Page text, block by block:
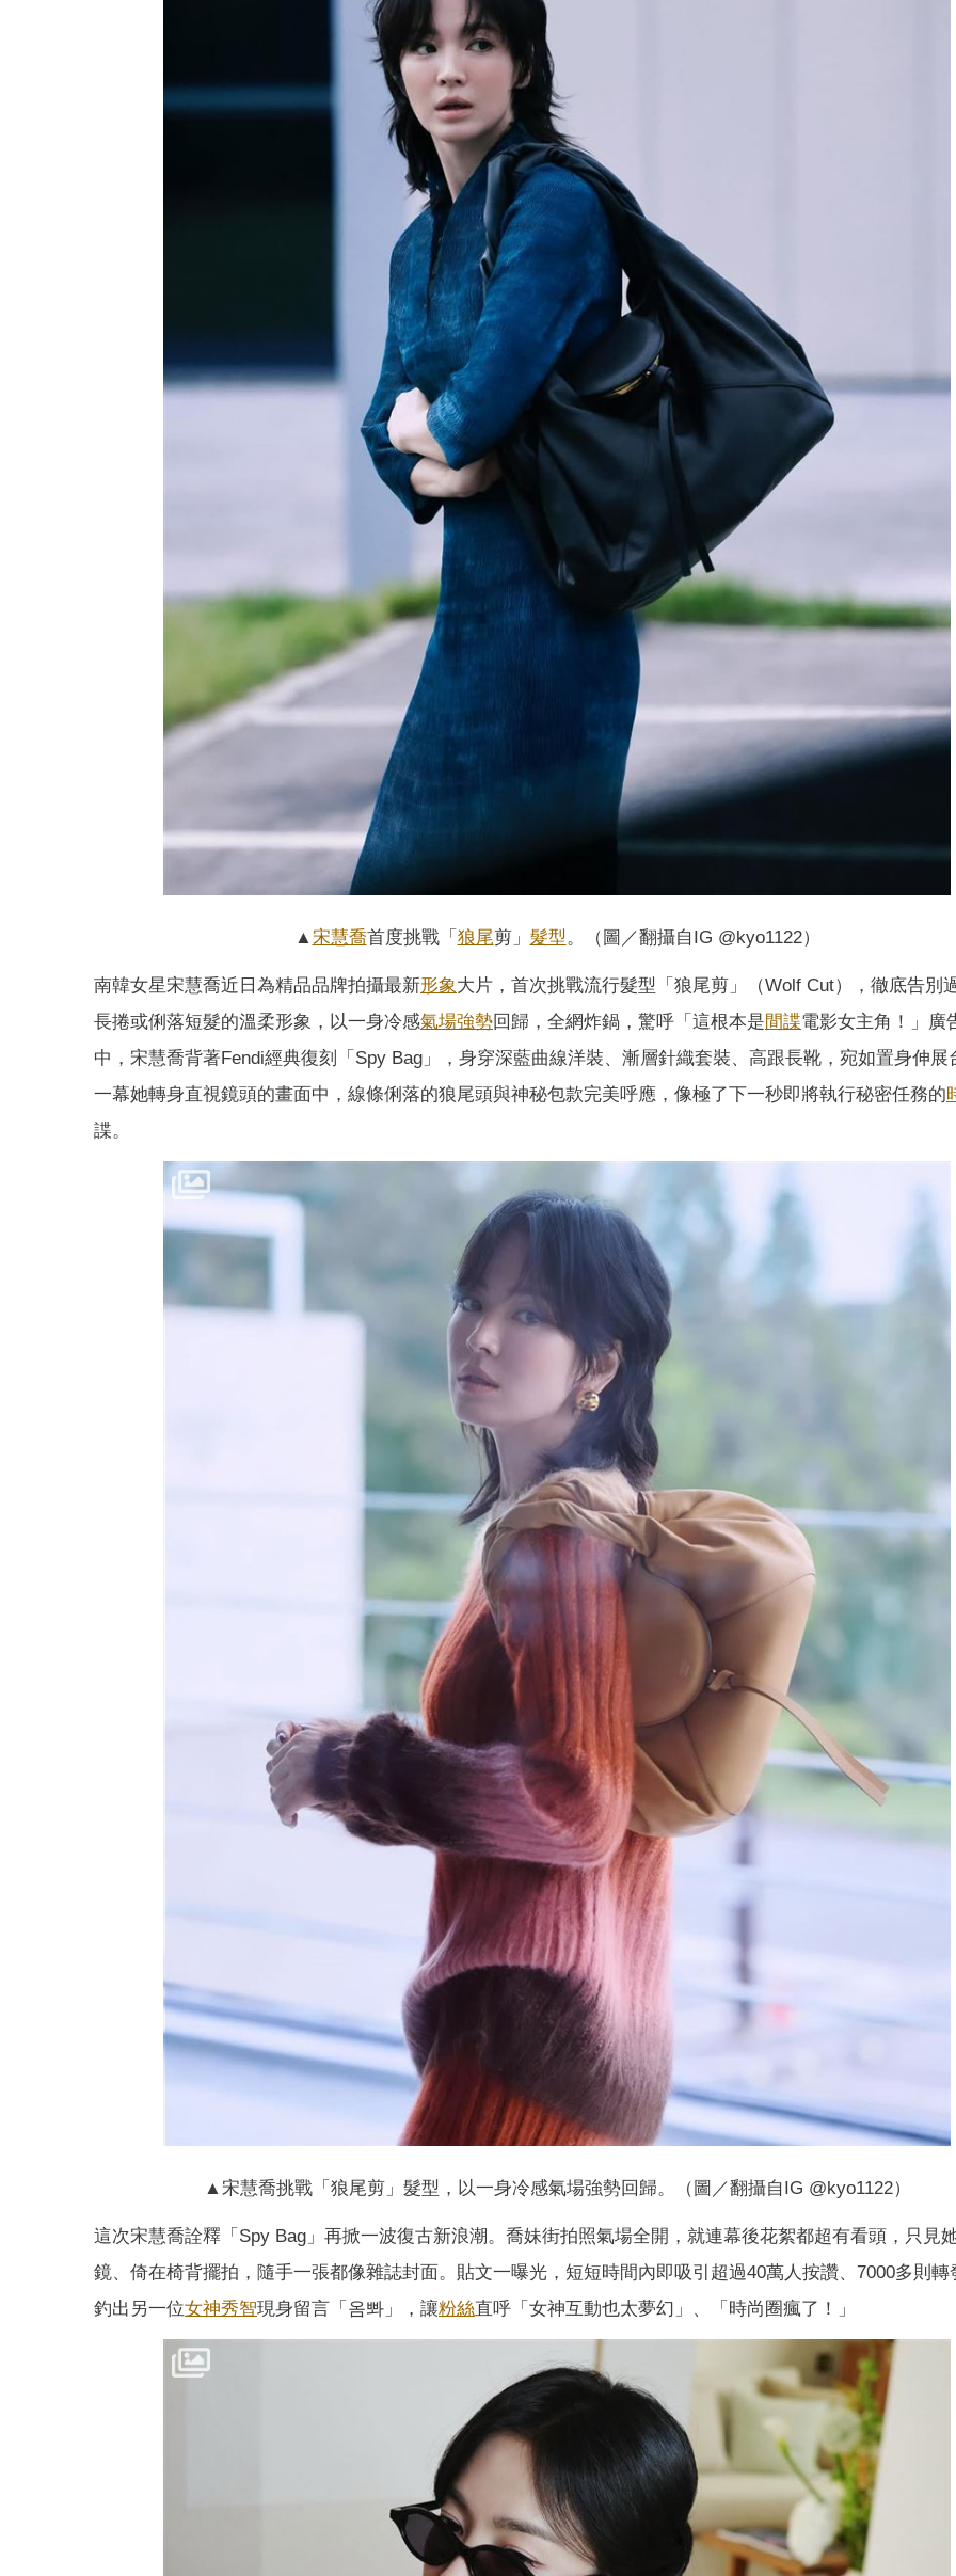
▲宋慧喬首度挑戰「 狼尾剪」 髮型。（圖／翻攝自IG @kyo1122）
南韓女星宋慧喬近日為精品品牌拍攝最新形象大片，首次挑戰流行髮型「狼尾剪」（Wolf Cut），徹底告別
長捲或俐落短髮的溫柔形象，以一身冷感氣場強勢回歸，全網炸鍋，驚呼「這根本是間諜電影女主角！」廣
中，宋慧喬背著Fendi經典復刻「Spy Bag」，身穿深藍曲線洋裝、漸層針織套裝、高跟長靴，宛如置身伸展
一幕她轉身直視鏡頭的畫面中，線條俐落的狼尾頭與神秘包款完美呼應，像極了下一秒即將執行秘密任務的
諜。
▲宋慧喬挑戰「狼尾剪」髮型，以一身冷感氣場強勢回歸。（圖／翻攝自IG @kyo1122）
這次宋慧喬詮釋「Spy Bag」再掀一波復古新浪潮。喬妹街拍照氣場全開，就連幕後花絮都超有看頭，只見
鏡、倚在椅背擺拍，隨手一張都像雜誌封面。貼文一曝光，短短時間內即吸引超過40萬人按讚、7000多則轉
釣出另一位女神秀智現身留言「옴뽜」，讓粉絲直呼「女神互動也太夢幻」、「時尚圈瘋了！」